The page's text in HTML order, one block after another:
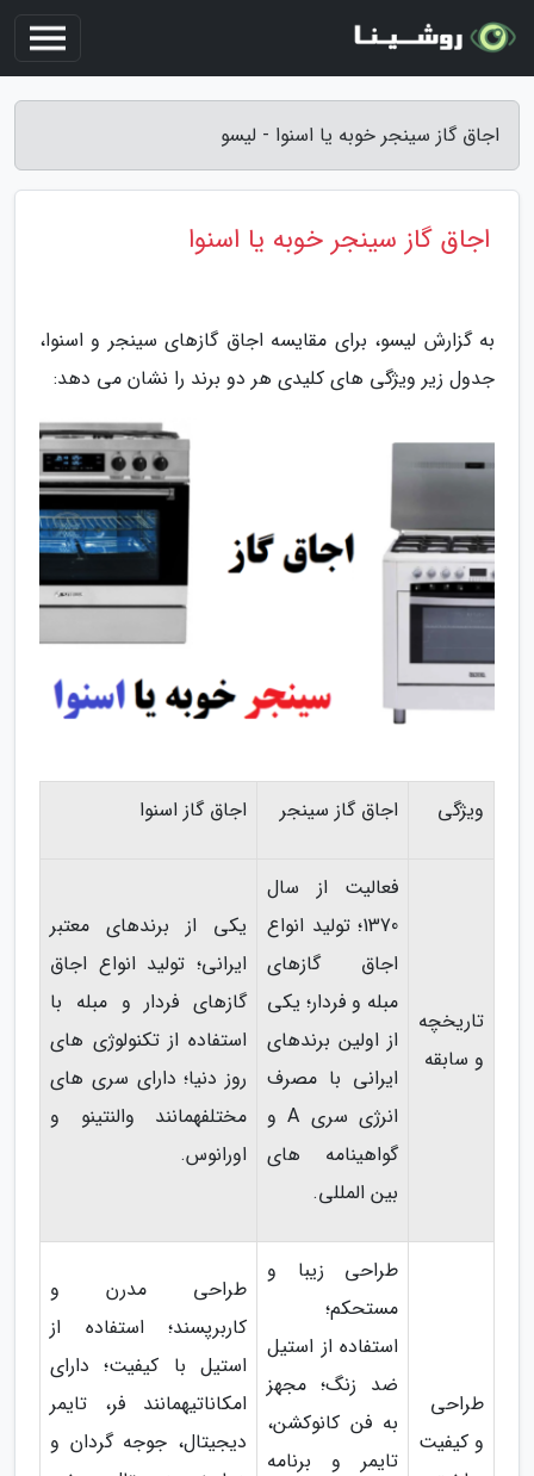
اجاق گاز سینجر خوبه یا اسنوا - لیسو
اجاق گاز سینجر خوبه یا اسنوا
به گزارش لیسو، برای مقایسه اجاق گازهای سینجر و اسنوا،
جدول زیر ویژگی های کلیدی هر دو برند را نشان می دهد:
ویژگی اجاق گاز سینجر اجاق گاز اسنوا
تاریخچه
و سابقه
فعالیت از سال
1370؛ تولید انواع
اجاق گازهای
مبله و فردار؛ یکی
از اولین برندهای
ایرانی با مصرف
انرژی سری A و
گواهینامه های
بین المللی.
یکی از برندهای معتبر
ایرانی؛ تولید انواع اجاق
گازهای فردار و مبله با
استفاده از تکنولوژی های
روز دنیا؛ دارای سری های
مختلفهمانند والنتینو و
اورانوس.
طراحی
و کیفیت
طراحی زیبا و
مستحکم؛
استفاده از استیل
ضد زنگ؛ مجهز
به فن کانوکشن،
تایمر و برنامه
طراحی مدرن و
کاربرپسند؛ استفاده از
استیل با کیفیت؛ دارای
امکاناتیهمانند فر، تایمر
دیجیتال، جوجه گردان و